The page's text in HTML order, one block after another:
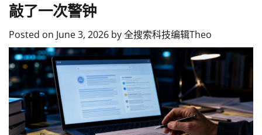
敲了一次警钟
Posted on June 3, 2026 by全搜索科技编辑Theo